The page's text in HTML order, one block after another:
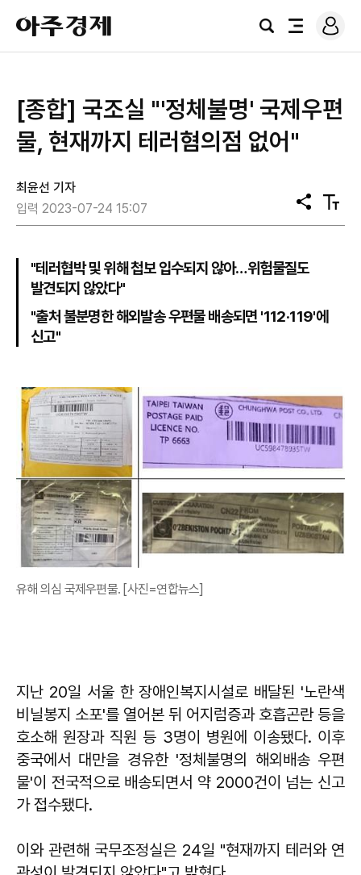
아
주
경
검
전
로
그
[종합] 국조실 "'정체불명' 국제우편
물, 현재까지 테러혐의점 없어"
최윤선 기자
입력 2023-07-24 15:07
공
유
텍
스
"테러협박 및 위해 첩보 입수되지 않아…위험물질도
발견되지 않았다"
"출처 불분명한 해외발송 우편물 배송되면 '112·119'에
신고"
유해 의심 국제우편물. [사진=연합뉴스]
지난 20일 서울 한 장애인복지시설로 배달된 '노란색
비닐봉지 소포'를 열어본 뒤 어지럼증과 호흡곤란 등을
호소해 원장과 직원 등 3명이 병원에 이송됐다. 이후
중국에서 대만을 경유한 '정체불명의 해외배송 우편
물'이 전국적으로 배송되면서 약 2000건이 넘는 신고
가 접수됐다.
이와 관련해 국무조정실은 24일 "현재까지 테러와 연